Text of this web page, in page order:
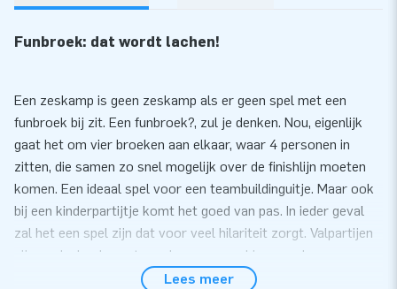
Funbroek: dat wordt lachen!
Een zeskamp is geen zeskamp als er geen spel met een
funbroek bij zit. Een funbroek?, zul je denken. Nou, eigenlijk
gaat het om vier broeken aan elkaar, waar 4 personen in
zitten, die samen zo snel mogelijk over de finishlijn moeten
komen. Een ideaal spel voor een teambuildinguitje. Maar ook
bij een kinderpartijtje komt het goed van pas. In ieder geval
zal het een spel zijn dat voor veel hilariteit zorgt. Valpartijen
zijn, ondanks de vast goede samenwerking van de
deelnemers in de broeken, haast niet te vermijden. Zorg dan
Lees meer